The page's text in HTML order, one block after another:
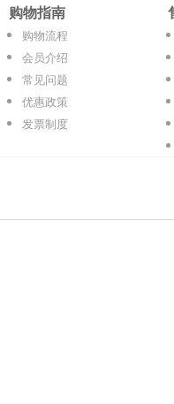
购物指南
购物流程
会员介绍
常见问题
优惠政策
发票制度